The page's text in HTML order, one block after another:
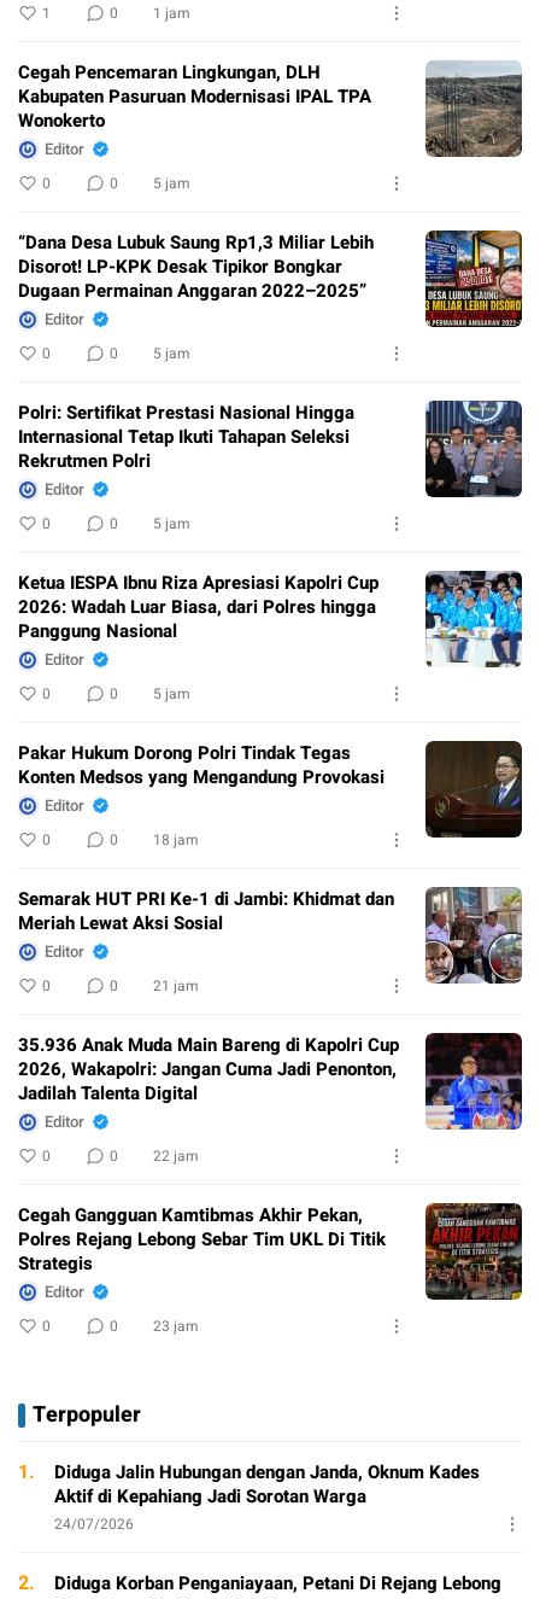
1 0 1 jam
Cegah Pencemaran Lingkungan, DLH
Kabupaten Pasuruan Modernisasi IPAL TPA
Wonokerto
Editor
0 0 5 jam
“Dana Desa Lubuk Saung Rp1,3 Miliar Lebih
Disorot! LP-KPK Desak Tipikor Bongkar
Dugaan Permainan Anggaran 2022–2025”
Editor
0 0 5 jam
Polri: Sertifikat Prestasi Nasional Hingga
Internasional Tetap Ikuti Tahapan Seleksi
Rekrutmen Polri
Editor
0 0 5 jam
Ketua IESPA Ibnu Riza Apresiasi Kapolri Cup
2026: Wadah Luar Biasa, dari Polres hingga
Panggung Nasional
Editor
0 0 5 jam
Pakar Hukum Dorong Polri Tindak Tegas
Konten Medsos yang Mengandung Provokasi
Editor
0 0 18 jam
Semarak HUT PRI Ke-1 di Jambi: Khidmat dan
Meriah Lewat Aksi Sosial
Editor
0 0 21 jam
35.936 Anak Muda Main Bareng di Kapolri Cup
2026, Wakapolri: Jangan Cuma Jadi Penonton,
Jadilah Talenta Digital
Editor
0 0 22 jam
Cegah Gangguan Kamtibmas Akhir Pekan,
Polres Rejang Lebong Sebar Tim UKL Di Titik
Strategis
Editor
0 0 23 jam
Terpopuler
1.
Diduga Jalin Hubungan dengan Janda, Oknum Kades
Aktif di Kepahiang Jadi Sorotan Warga
24/07/2026
2.
Diduga Korban Penganiayaan, Petani Di Rejang Lebong